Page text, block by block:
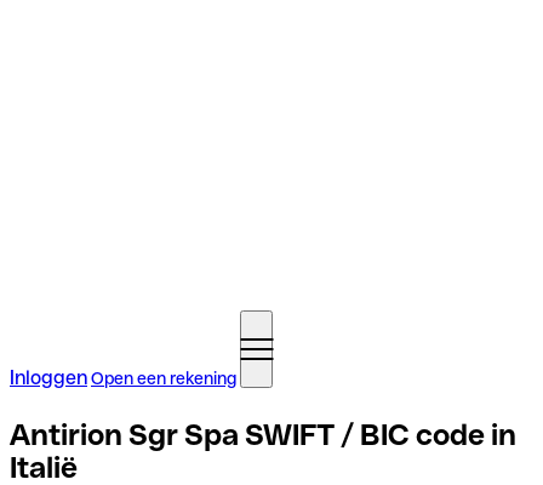
InloggenOpen een rekening
Antirion Sgr Spa SWIFT / BIC code in
Italië